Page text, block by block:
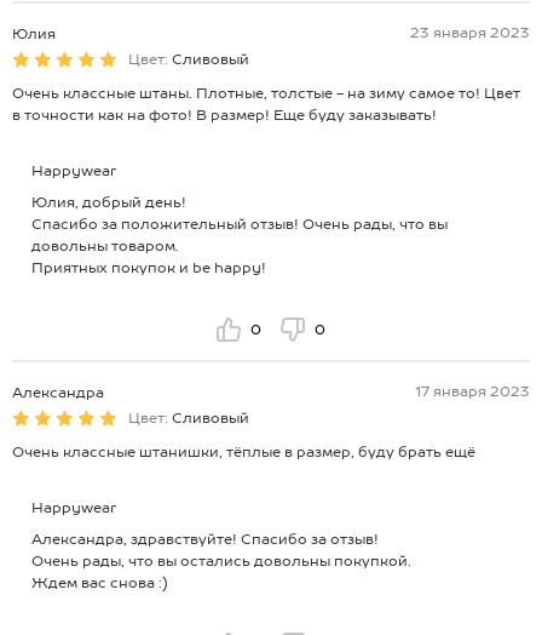
Юлия
23 января 2023
Цвет: Сливовый
Очень классные штаны. Плотные, толстые - на зиму самое то! Цвет
в точности как на фото! В размер! Еще буду заказывать!
Happywear
Юлия, добрый день!
Спасибо за положительный отзыв! Очень рады, что вы
довольны товаром.
Приятных покупок и be happy!
0 0
Александра
17 января 2023
Цвет: Сливовый
Очень классные штанишки, тёплые в размер, буду брать ещё
Happywear
Александра, здравствуйте! Спасибо за отзыв!
Очень рады, что вы остались довольны покупкой.
Ждем вас снова :)